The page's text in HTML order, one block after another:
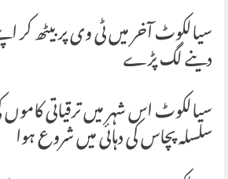
سیالکوٹ آخر میں ٹی وی پر بیٹھ کر
دینے لگ پڑے
سیالکوٹ اس شہر میں ترقیاتی کاموں
سلسلہ پچاس کی دہائی میں شروع ہوا